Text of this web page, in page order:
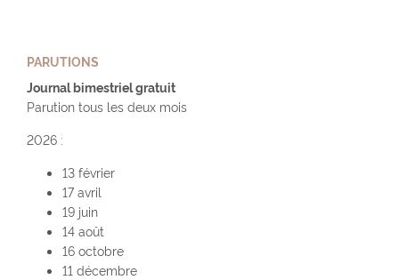
PARUTIONS
Journal bimestriel gratuit
Parution tous les deux mois
2026 :
13 février
17 avril
19 juin
14 août
16 octobre
11 décembre